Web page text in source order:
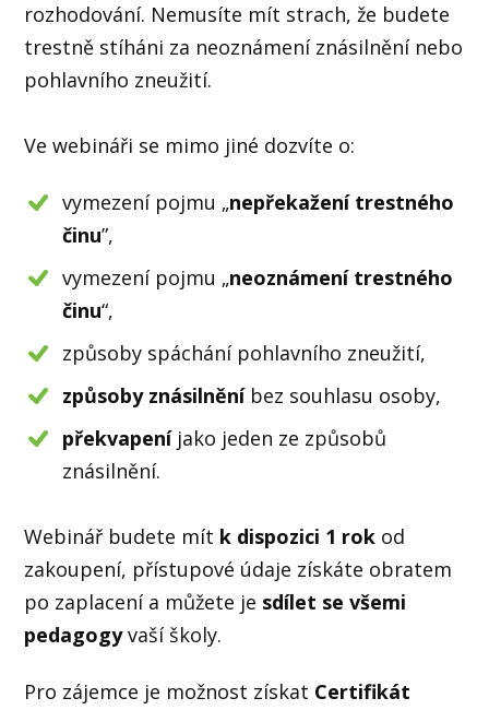
rozhodování. Nemusíte mít strach, že budete
trestně stíháni za neoznámení znásilnění nebo
pohlavního zneužití.
Ve webináři se mimo jiné dozvíte o:
vymezení pojmu „nepřekažení trestného
činu”,
vymezení pojmu „neoznámení trestného
činu“,
způsoby spáchání pohlavního zneužití,
způsoby znásilněníbez souhlasu osoby,
překvapeníjako jeden ze způsobů
znásilnění.
Webinář budete mít k dispozici 1 rok od
zakoupení, přístupové údaje získáte obratem
po zaplacení a můžete je sdílet se všemi
pedagogyvaší školy.
Pro zájemce je možnost získat Certifikát